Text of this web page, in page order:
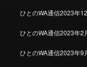
ひとのWA通信2023年
ひとのWA通信2023年2
ひとのWA通信2023年9